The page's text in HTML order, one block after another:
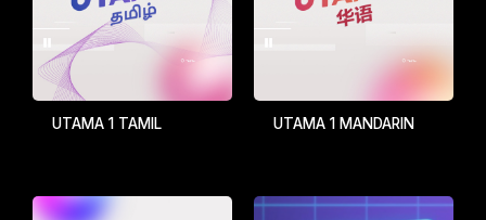
UTAMA 1 TAMIL UTAMA 1 MANDARIN